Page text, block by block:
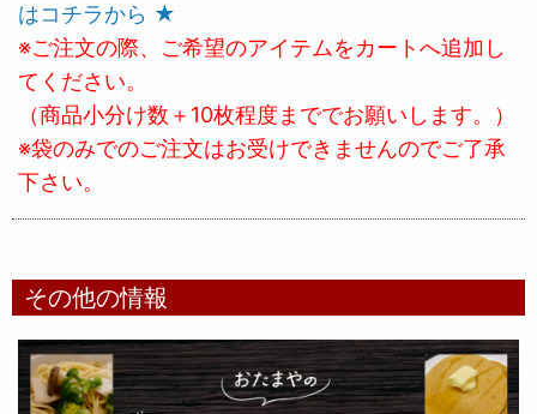
はコチラから ★
※ご注文の際、ご希望のアイテムをカートへ追加し
てください。
（商品小分け数＋10枚程度まででお願いします。）
※袋のみでのご注文はお受けできませんのでご了承
下さい。
その他の情報